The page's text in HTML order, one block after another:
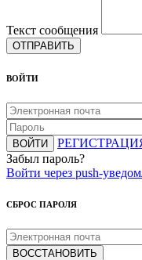
Текст сообщения
ОТПРАВИТЬ
ВОЙТИ
ВОЙТИ
Забыл пароль?
Войти через push-
СБРОС ПАРОЛЯ
ВОССТАНОВИТЬ